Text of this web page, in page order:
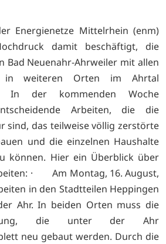
Energienetze Mittelrhein (enm)
damit beschäftigt, die
Bad Neuenahr-Ahrweiler mit allen
in weiteren Orten im Ahrtal
In der kommenden Woche
Arbeiten, die die
sind, das teilweise völlig zerstörte
und die einzelnen Haushalte
können. Hier ein Überblick über
· Am Montag, 16. August,
in den Stadtteilen Heppingen
Ahr. In beiden Orten muss die
die unter der Ahr
neu gebaut werden. Durch die